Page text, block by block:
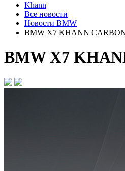
Khann
Все новости
Новости BMW
BMW X7 KHANN
BMW X7